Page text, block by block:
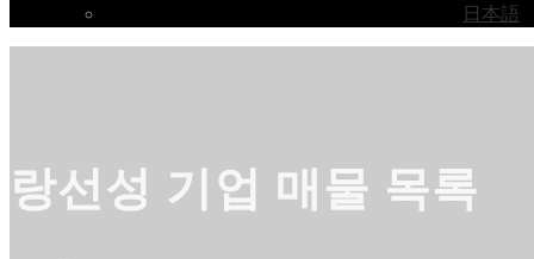
日本語
랑선성 기업 매물 목록